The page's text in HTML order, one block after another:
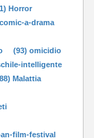
Horror
a-drama
(93) omicidio
intelligente
Malattia
film-festival